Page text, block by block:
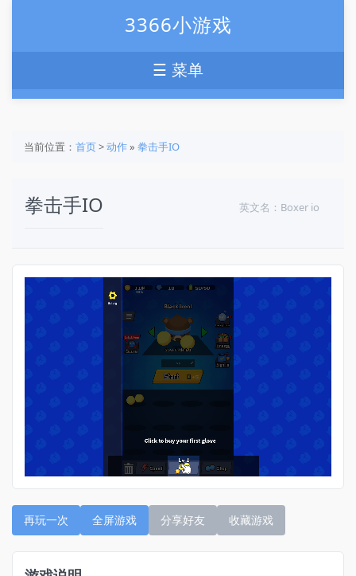
3366小游戏
☰ 菜单
当前位置： 首页>动作» 拳击手IO
拳击手IO 英文名：Boxer io
再玩一次 全屏游戏 分享好友 收藏游戏